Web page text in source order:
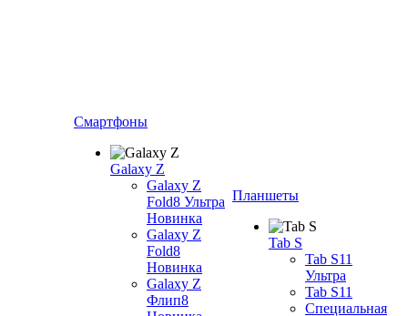
Смартфоны
Galaxy Z
Galaxy Z
Fold8 Ультра
Новинка
Galaxy Z
Fold8
Новинка
Galaxy Z
Флип8
Планшеты
Tab S
Tab S11
Ультра
Tab S11
Специальная